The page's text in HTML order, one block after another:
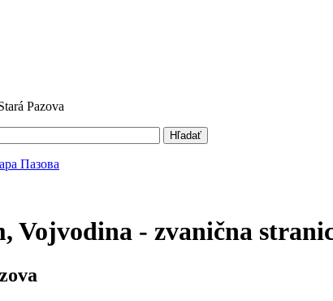
Pazova
Hľadať
Vojvodina - zvanična